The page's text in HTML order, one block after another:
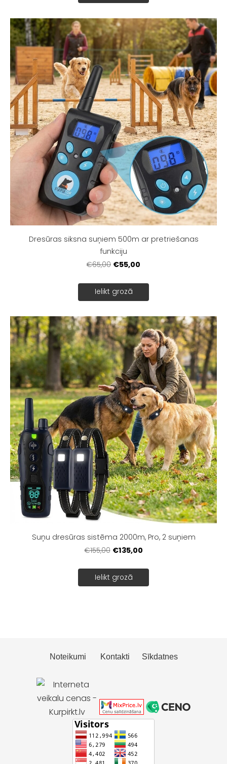
Dresūras siksna suņiem 500m ar pretriešanas
funkciju
€65,00 €55,00
Ielikt grozā
Suņu dresūras sistēma 2000m, Pro, 2 suņiem
€155,00 €135,00
Ielikt grozā
Noteikumi Kontakti Sīkdatnes